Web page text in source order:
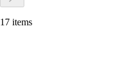
17 items